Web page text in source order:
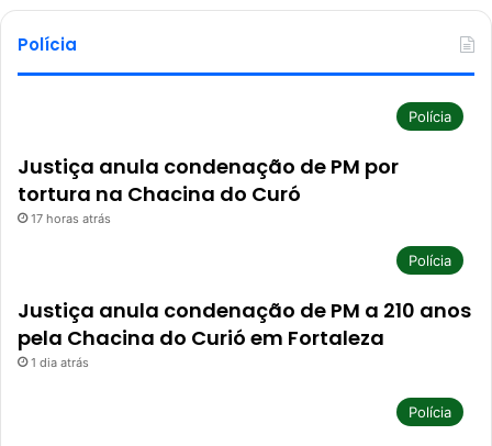
Polícia
Polícia
Justiça anula condenação de PM por
tortura na Chacina do Curó
17 horas atrás
Polícia
Justiça anula condenação de PM a 210 anos
pela Chacina do Curió em Fortaleza
1 dia atrás
Polícia